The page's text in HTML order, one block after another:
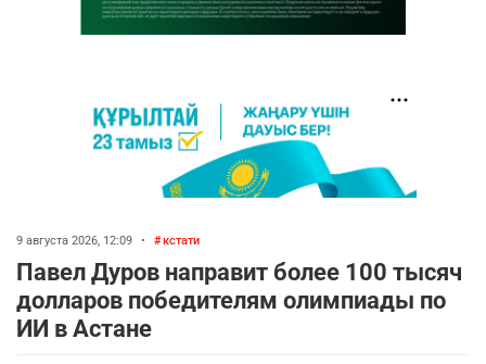
9 августа 2026, 12:09 • кстати
Павел Дуров направит более 100 тысяч
долларов победителям олимпиады по
ИИ в Астане